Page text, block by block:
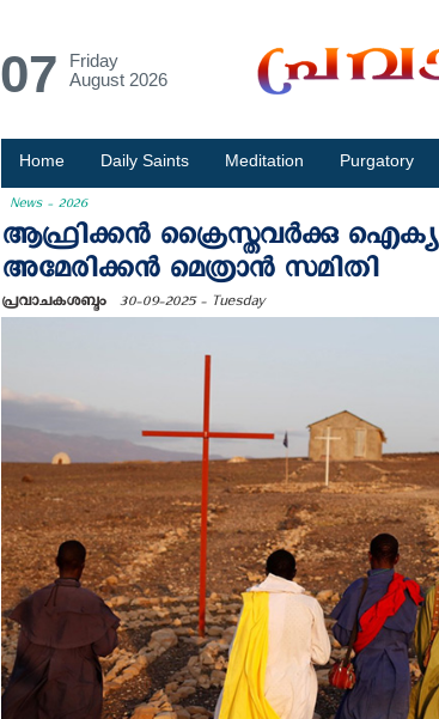
07
Friday
August 2026
Home Daily Saints Meditation Purgatory
News - 2026
ആഫ്രിക്കന്‍ ക്രൈസ്തവര്‍ക്കു
അമേരിക്കന്‍ മെത്രാന്‍ സമിതി
പ്രവാചകശബ്ദം 30-09-2025 - Tuesday